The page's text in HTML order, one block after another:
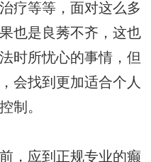
疗等等，面对这么多
也是良莠不齐，这也
时所忧心的事情，但
会找到更加适合个人
制。
，应到正规专业的癫